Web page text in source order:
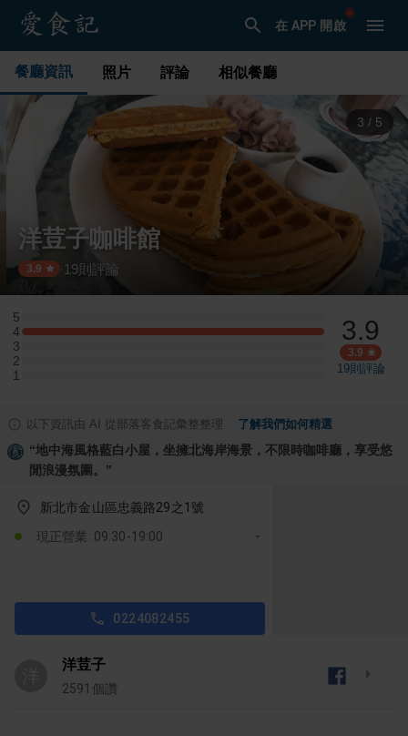
在 APP 開啟
餐廳資訊 照片 評論 相似餐廳
3 / 5
洋荳子咖啡館
3.9 19則評論
5
5 星：0 則評論
4
4 星：4 則評論
3
3 星：0 則評論
2
2 星：0 則評論
1
1 星：0 則評論
3.9
3.9
19則評論
以下資訊由 AI 從部落客食記彙整整理 了解我們如何精選
“地中海風格藍白小屋，坐擁北海岸海景，不限時咖啡廳，享受悠
閒浪漫氛圍。 ”
新北市金山區忠義路29之1號
現正營業: 09:30-19:00
0224082455
洋荳子
2591 個讚